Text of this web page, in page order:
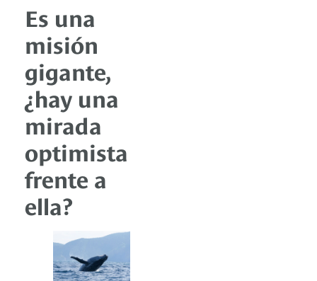
Es una
misión
gigante,
¿hay una
mirada
optimista
frente a
ella?